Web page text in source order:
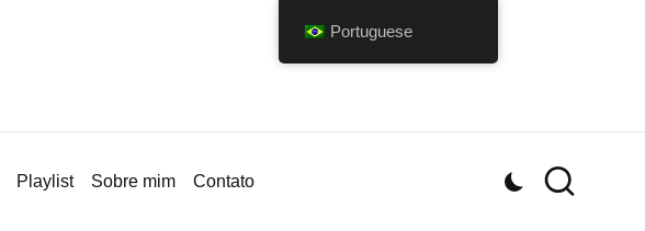
Playlist Sobre mim Contato
Portuguese